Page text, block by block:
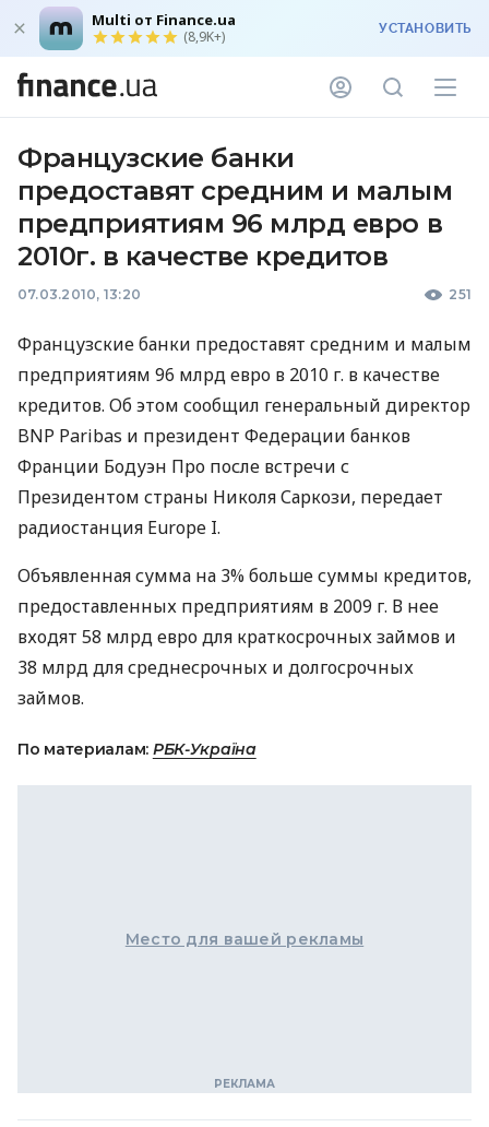
Multi от Finance.ua
(8,9K+) УСТАНОВИТЬ
Французские банки
предоставят средним и малым
предприятиям 96 млрд евро в
2010г. в качестве кредитов
07.03.2010, 13:20 251
Французские банки предоставят средним и малым
предприятиям 96 млрд евро в 2010 г. в качестве
кредитов. Об этом сообщил генеральный директор
BNP Paribas и президент Федерации банков
Франции Бодуэн Про после встречи с
Президентом страны Николя Саркози, передает
радиостанция Europe I.
Объявленная сумма на 3% больше суммы кредитов,
предоставленных предприятиям в 2009 г. В нее
входят 58 млрд евро для краткосрочных займов и
38 млрд для среднесрочных и долгосрочных
займов.
По материалам: РБК-Україна
Место для вашей рекламы